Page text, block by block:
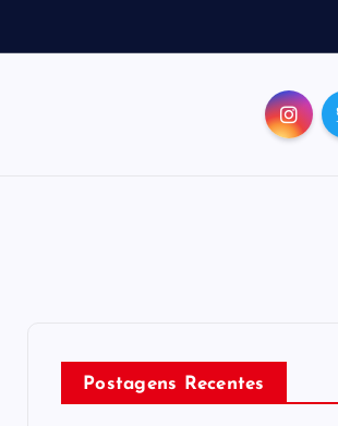
Postagens Recentes